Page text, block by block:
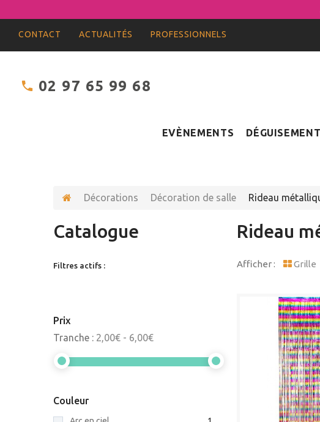
CONTACT ACTUALITÉS PROFESSIONNELS
02 97 65 99 68
EVÈNEMENTS
Décorations Décoration de salle Rideau
Rideau
Afficher : Grille
Catalogue
Filtres actifs :
Prix
Tranche : 2,00€ - 6,00€
Couleur